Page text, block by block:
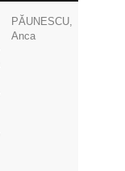
PĂUNESCU,
Anca